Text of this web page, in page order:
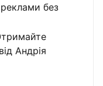
без
Андрія